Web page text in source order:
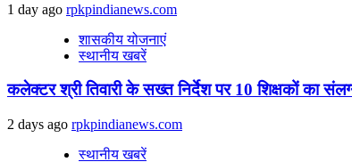
1 day ago rpkpindianews.com
शासकीय योजनाएं
स्थानीय खबरें
कलेक्टर श्री तिवारी के सख्त निर्देश पर 10 शिक्षकों का
2 days ago rpkpindianews.com
स्थानीय खबरें